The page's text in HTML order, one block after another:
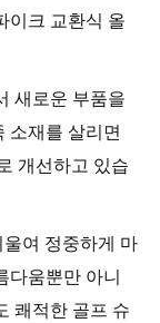
이크 교환식 올
새로운 부품을
소재를 살리면
개선하고 있습
여 정중하게 마
다움뿐만 아니
쾌적한 골프 슈